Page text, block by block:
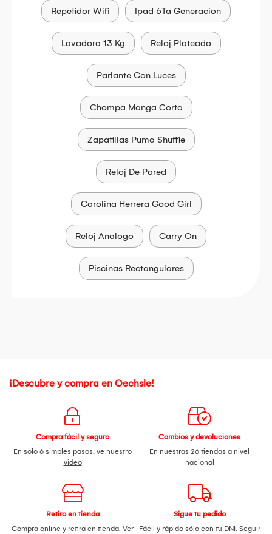
Repetidor Wifi Ipad 6Ta Generacion
Lavadora 13 Kg Reloj Plateado
Parlante Con Luces
Chompa Manga Corta
Zapatillas Puma Shuffle
Reloj De Pared
Carolina Herrera Good Girl
Reloj Analogo Carry On
Piscinas Rectangulares
¡Descubre y compra en Oechsle!
Compra fácil y seguro
En solo 6 simples pasos, ve nuestro
video
Cambios y devoluciones
En nuestras 26 tiendas a nivel
nacional
Retiro en tienda
Compra online y retira en tienda. Ver
Sigue tu pedido
Fácil y rápido sólo con tu DNI. Seguir